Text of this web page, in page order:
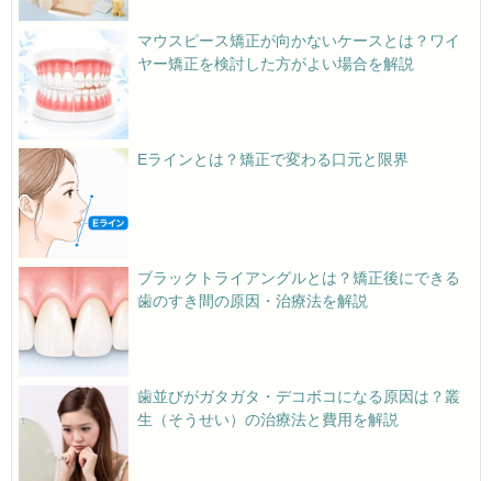
マウスピース矯正が向かないケースとは？ワイ
ヤー矯正を検討した方がよい場合を解説
Eラインとは？矯正で変わる口元と限界
ブラックトライアングルとは？矯正後にできる
歯のすき間の原因・治療法を解説
歯並びがガタガタ・デコボコになる原因は？叢
生（そうせい）の治療法と費用を解説